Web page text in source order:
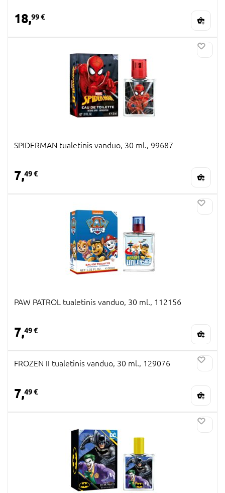
18,99 €
SPIDERMAN tualetinis vanduo, 30 ml., 99687
7,49 €
PAW PATROL tualetinis vanduo, 30 ml., 112156
7,49 €
FROZEN II tualetinis vanduo, 30 ml., 129076
7,49 €